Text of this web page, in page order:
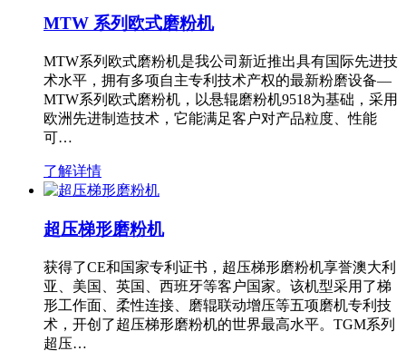
MTW 系列欧式磨粉机
MTW系列欧式磨粉机是我公司新近推出具有国际先进技
术水平，拥有多项自主专利技术产权的最新粉磨设备—
MTW系列欧式磨粉机，以悬辊磨粉机9518为基础，采用
欧洲先进制造技术，它能满足客户对产品粒度、性能
可…
了解详情
超压梯形磨粉机
获得了CE和国家专利证书，超压梯形磨粉机享誉澳大利
亚、美国、英国、西班牙等客户国家。该机型采用了梯
形工作面、柔性连接、磨辊联动增压等五项磨机专利技
术，开创了超压梯形磨粉机的世界最高水平。TGM系列
超压…